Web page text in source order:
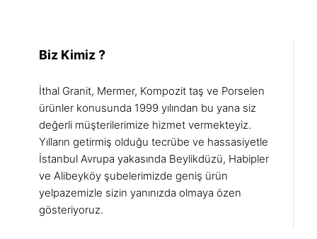
Biz Kimiz ?
İthal Granit, Mermer, Kompozit taş ve Porselen
ürünler konusunda 1999 yılından bu yana siz
değerli müşterilerimize hizmet vermekteyiz.
Yılların getirmiş olduğu tecrübe ve hassasiyetle
İstanbul Avrupa yakasında Beylikdüzü, Habipler
ve Alibeyköy şubelerimizde geniş ürün
yelpazemizle sizin yanınızda olmaya özen
gösteriyoruz.